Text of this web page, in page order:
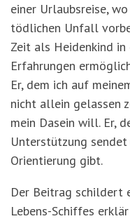
einer Urlaubsreise,
tödlichen Unfall
Zeit als Heidenkind
Erfahrungen
Er, dem ich auf
nicht allein gelassen
mein Dasein will. Er,
Unterstützung sendet
Orientierung gibt.
Der Beitrag schildert
Lebens-Schiffes